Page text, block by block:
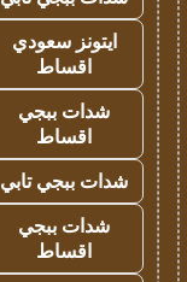
ايتونز سعودي
اقساط
شدات ببجي
اقساط
شدات ببجي تابي
شدات ببجي
اقساط